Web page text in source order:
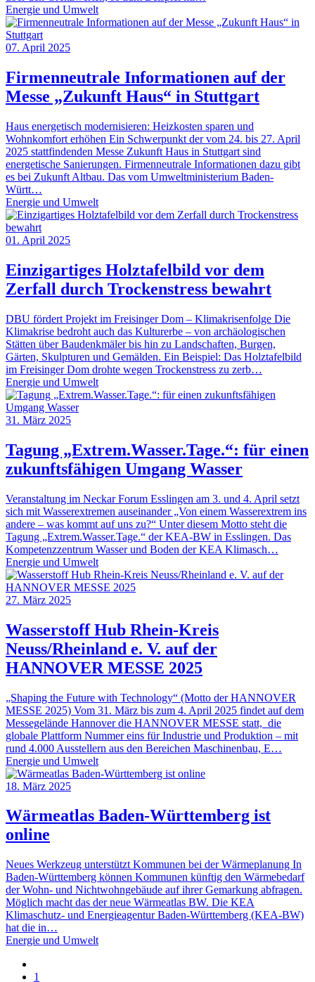
Energie und Umwelt
07. April 2025
Firmenneutrale Informationen auf der
Messe „Zukunft Haus“ in Stuttgart
Haus energetisch modernisieren: Heizkosten sparen und
Wohnkomfort erhöhen Ein Schwerpunkt der vom 24. bis 27. April
2025 stattfindenden Messe Zukunft Haus in Stuttgart sind
energetische Sanierungen. Firmenneutrale Informationen dazu gibt
es bei Zukunft Altbau. Das vom Umweltministerium Baden-
Württ…
Energie und Umwelt
01. April 2025
Einzigartiges Holztafelbild vor dem
Zerfall durch Trockenstress bewahrt
DBU fördert Projekt im Freisinger Dom – Klimakrisenfolge Die
Klimakrise bedroht auch das Kulturerbe – von archäologischen
Stätten über Baudenkmäler bis hin zu Landschaften, Burgen,
Gärten, Skulpturen und Gemälden. Ein Beispiel: Das Holztafelbild
im Freisinger Dom drohte wegen Trockenstress zu zerb…
Energie und Umwelt
31. März 2025
Tagung „Extrem.Wasser.Tage.“: für einen
zukunftsfähigen Umgang Wasser
Veranstaltung im Neckar Forum Esslingen am 3. und 4. April setzt
sich mit Wasserextremen auseinander „Von einem Wasserextrem ins
andere – was kommt auf uns zu?“ Unter diesem Motto steht die
Tagung „Extrem.Wasser.Tage.“ der KEA-BW in Esslingen. Das
Kompetenzzentrum Wasser und Boden der KEA Klimasch…
Energie und Umwelt
27. März 2025
Wasserstoff Hub Rhein-Kreis
Neuss/Rheinland e. V. auf der
HANNOVER MESSE 2025
„Shaping the Future with Technology“ (Motto der HANNOVER
MESSE 2025) Vom 31. März bis zum 4. April 2025 findet auf dem
Messegelände Hannover die HANNOVER MESSE statt, die
globale Plattform Nummer eins für Industrie und Produktion – mit
rund 4.000 Ausstellern aus den Bereichen Maschinenbau, E…
Energie und Umwelt
18. März 2025
Wärmeatlas Baden-Württemberg ist
online
Neues Werkzeug unterstützt Kommunen bei der Wärmeplanung In
Baden-Württemberg können Kommunen künftig den Wärmebedarf
der Wohn- und Nichtwohngebäude auf ihrer Gemarkung abfragen.
Möglich macht das der neue Wärmeatlas BW. Die KEA
Klimaschutz- und Energieagentur Baden-Württemberg (KEA-BW)
hat die in…
Energie und Umwelt
1